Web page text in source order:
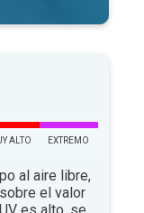
ALTO EXTREMO
al aire libre,
el valor
es alto, se